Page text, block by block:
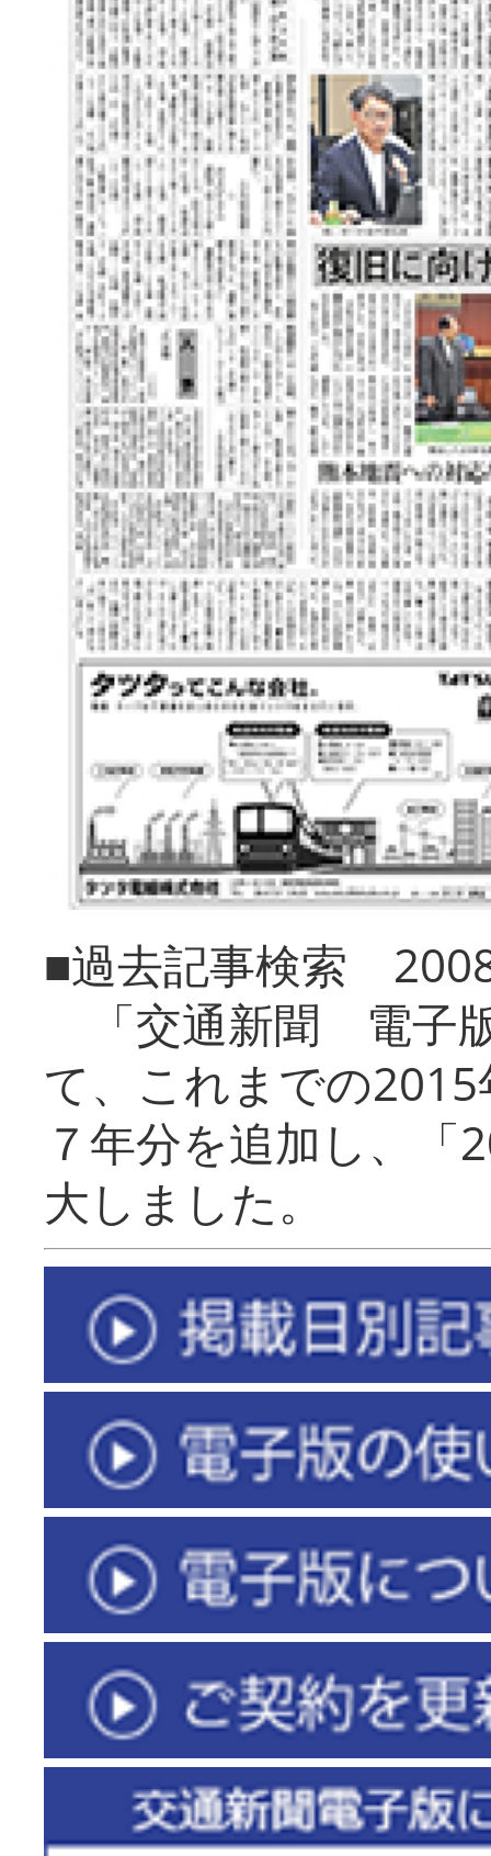
■過去記事検索
「交通新聞 電子
て、これまでの
７年分を追加し、「
大しまし